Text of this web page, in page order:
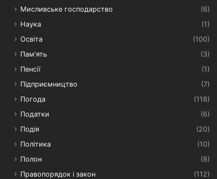
Мисливське господарство
(6)
Наука
(1)
Освіта
(100)
Пам'ять
(3)
Пенсії
(1)
Підприємництво
(7)
Погода
(118)
Податки
(6)
Подія
(20)
Політика
(10)
Полон
(8)
Правопорядок і закон
(112)